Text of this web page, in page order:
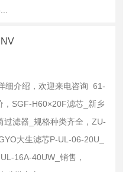
细介绍，欢迎来电咨询 61-
，SGF-H60×20F滤芯_新乡
过滤器_规格种类齐全，ZU-
大生滤芯P-UL-06-20U_
16A-40UW_销售，